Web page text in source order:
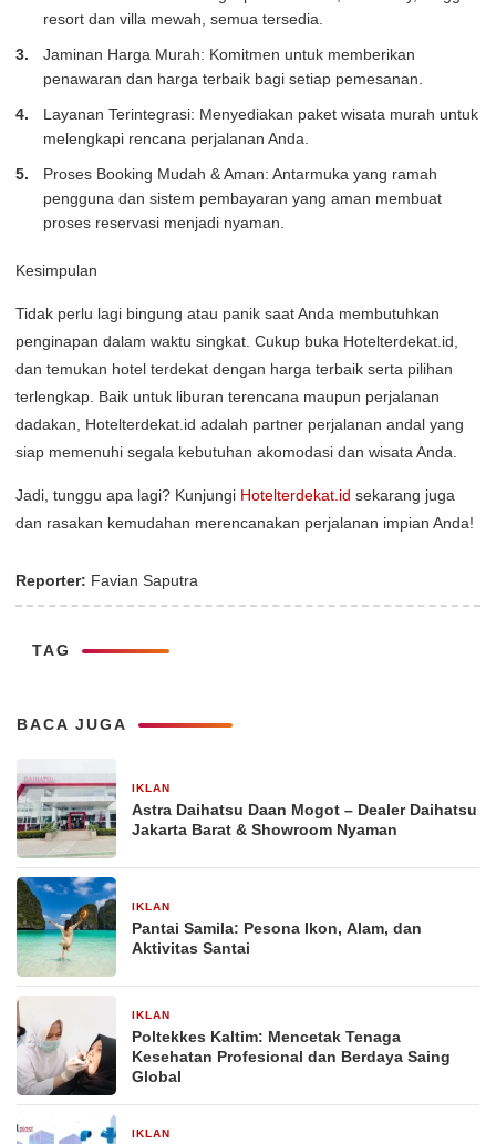
resort dan villa mewah, semua tersedia.
Jaminan Harga Murah: Komitmen untuk memberikan
penawaran dan harga terbaik bagi setiap pemesanan.
Layanan Terintegrasi: Menyediakan paket wisata murah untuk
melengkapi rencana perjalanan Anda.
Proses Booking Mudah & Aman: Antarmuka yang ramah
pengguna dan sistem pembayaran yang aman membuat
proses reservasi menjadi nyaman.
Kesimpulan
Tidak perlu lagi bingung atau panik saat Anda membutuhkan
penginapan dalam waktu singkat. Cukup buka Hotelterdekat.id,
dan temukan hotel terdekat dengan harga terbaik serta pilihan
terlengkap. Baik untuk liburan terencana maupun perjalanan
dadakan, Hotelterdekat.id adalah partner perjalanan andal yang
siap memenuhi segala kebutuhan akomodasi dan wisata Anda.
Jadi, tunggu apa lagi? Kunjungi Hotelterdekat.id sekarang juga
dan rasakan kemudahan merencanakan perjalanan impian Anda!
Reporter: Favian Saputra
TAG
BACA JUGA
IKLAN
Astra Daihatsu Daan Mogot – Dealer Daihatsu
Jakarta Barat & Showroom Nyaman
IKLAN
Pantai Samila: Pesona Ikon, Alam, dan
Aktivitas Santai
IKLAN
Poltekkes Kaltim: Mencetak Tenaga
Kesehatan Profesional dan Berdaya Saing
Global
IKLAN